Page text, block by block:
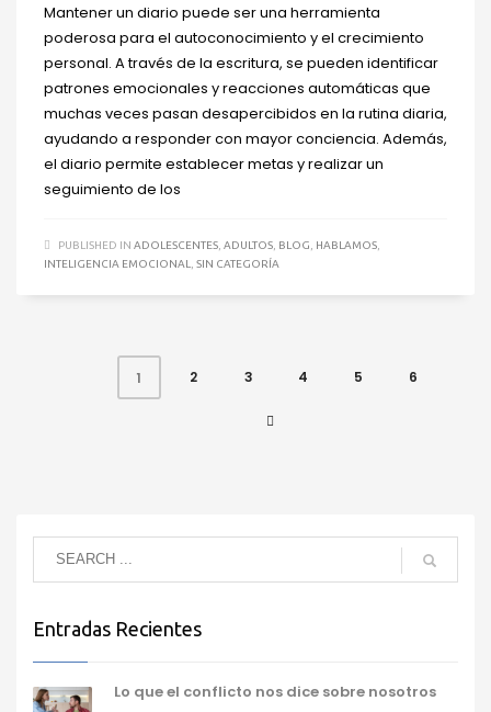
Mantener un diario puede ser una herramienta
poderosa para el autoconocimiento y el crecimiento
personal. A través de la escritura, se pueden identificar
patrones emocionales y reacciones automáticas que
muchas veces pasan desapercibidos en la rutina diaria,
ayudando a responder con mayor conciencia. Además,
el diario permite establecer metas y realizar un
seguimiento de los
PUBLISHED IN ADOLESCENTES ADULTOS BLOG HABLAMOS
INTELIGENCIA EMOCIONAL
SIN CATEGORÍA
1 2 3 4 5 6
Entradas Recientes
Lo que el conflicto nos dice sobre nosotros